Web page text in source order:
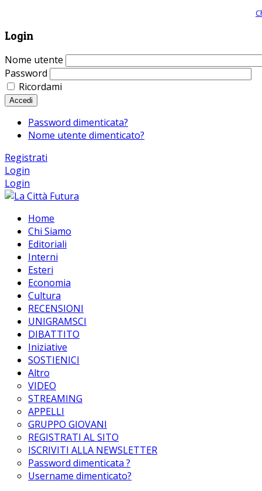
Login
Nome utente
Password
Ricordami
Accedi
Password dimenticata?
Nome utente dimenticato?
Registrati
Login
Login
Home
Chi Siamo
Editoriali
Interni
Esteri
Economia
Cultura
RECENSIONI
UNIGRAMSCI
DIBATTITO
Iniziative
SOSTIENICI
Altro
VIDEO
STREAMING
APPELLI
GRUPPO GIOVANI
REGISTRATI AL SITO
ISCRIVITI ALLA NEWSLETTER
Password dimenticata ?
Username dimenticato?